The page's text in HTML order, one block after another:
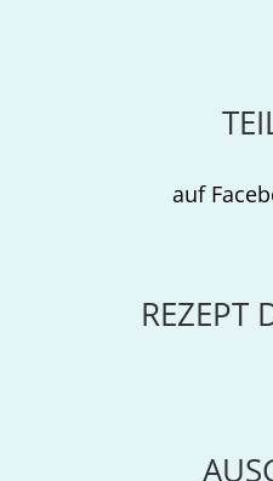
auf
REZEPT